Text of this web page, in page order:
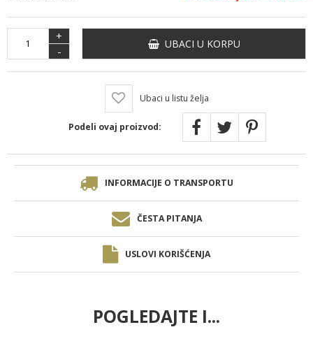
+
-
UBACI U KORPU
Ubaci u listu želja
Podeli ovaj proizvod:
INFORMACIJE O TRANSPORTU
ČESTA PITANJA
USLOVI KORIŠĆENJA
POGLEDAJTE I...